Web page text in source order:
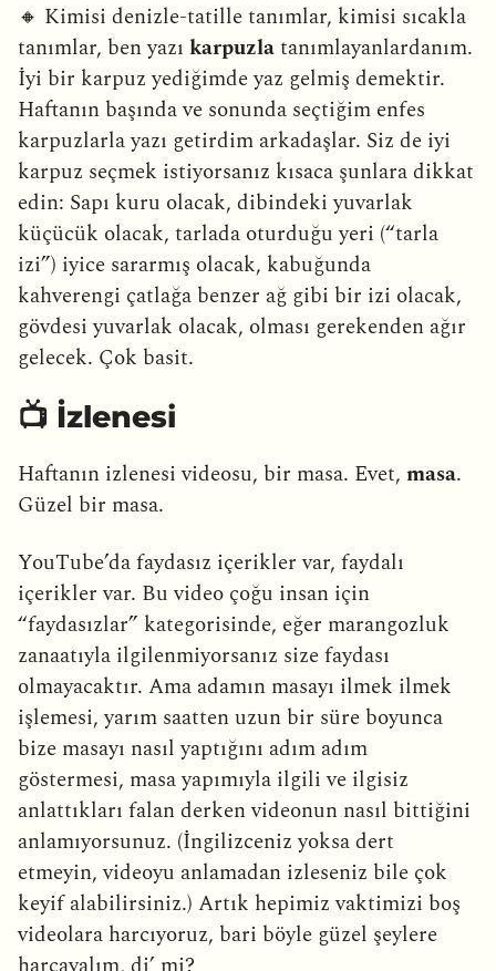
🔸 Kimisi denizle-tatille tanımlar, kimisi sıcakla
tanımlar, ben yazı karpuzlatanımlayanlardanım.
İyi bir karpuz yediğimde yaz gelmiş demektir.
Haftanın başında ve sonunda seçtiğim enfes
karpuzlarla yazı getirdim arkadaşlar. Siz de iyi
karpuz seçmek istiyorsanız kısaca şunlara dikkat
edin: Sapı kuru olacak, dibindeki yuvarlak
küçücük olacak, tarlada oturduğu yeri (“tarla
izi”) iyice sararmış olacak, kabuğunda
kahverengi çatlağa benzer ağ gibi bir izi olacak,
gövdesi yuvarlak olacak, olması gerekenden ağır
gelecek. Çok basit.
📺 İzlenesi
Haftanın izlenesi videosu, bir masa. Evet, masa.
Güzel bir masa.
YouTube’da faydasız içerikler var, faydalı
içerikler var. Bu video çoğu insan için
“faydasızlar” kategorisinde, eğer marangozluk
zanaatıyla ilgilenmiyorsanız size faydası
olmayacaktır. Ama adamın masayı ilmek ilmek
işlemesi, yarım saatten uzun bir süre boyunca
bize masayı nasıl yaptığını adım adım
göstermesi, masa yapımıyla ilgili ve ilgisiz
anlattıkları falan derken videonun nasıl bittiğini
anlamıyorsunuz. (İngilizceniz yoksa dert
etmeyin, videoyu anlamadan izleseniz bile çok
keyif alabilirsiniz.) Artık hepimiz vaktimizi boş
videolara harcıyoruz, bari böyle güzel şeylere